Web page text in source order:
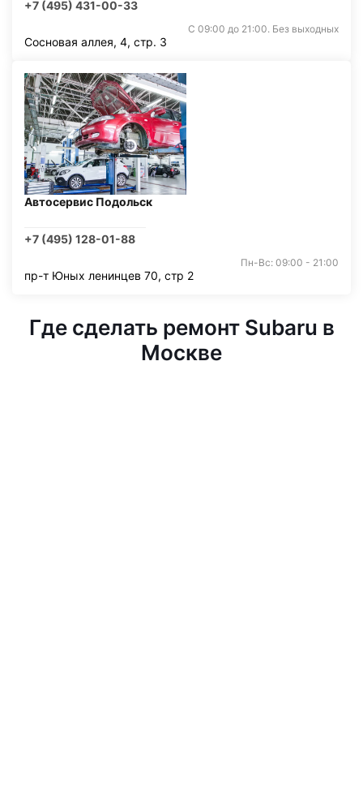
+7 (495) 431-00-33
С 09:00 до 21:00. Без выходных
Сосновая аллея, 4, стр. 3
Автосервис Подольск
+7 (495) 128-01-88
Пн-Вс: 09:00 - 21:00
пр-т Юных ленинцев 70, стр 2
Где сделать ремонт Subaru в
Москве